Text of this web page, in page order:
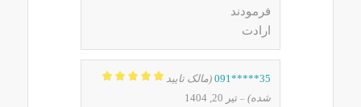
فرمودند
ارادت
35*****091
(مالک تایید
شده) – تیر 20, 1404